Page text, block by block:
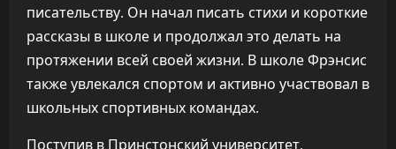
писательству. Он начал писать стихи и короткие
рассказы в школе и продолжал это делать на
протяжении всей своей жизни. В школе Фрэнсис
также увлекался спортом и активно участвовал в
школьных спортивных командах.
Поступив в Принстонский университет,